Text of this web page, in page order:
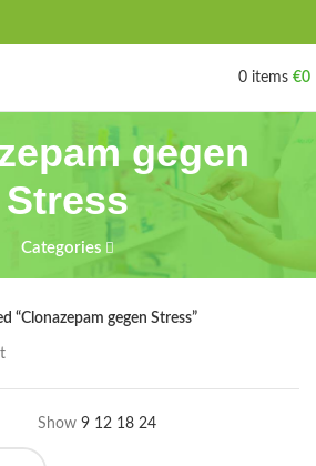
0 items €0
gegen
Stress
Categories
“Clonazepam gegen Stress”
Show 9 12 18 24